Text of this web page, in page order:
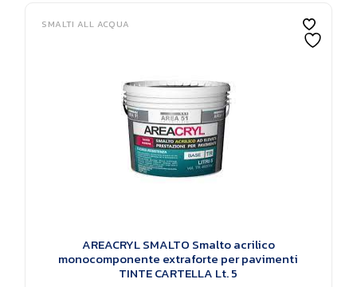
SMALTI ALL ACQUA
AREACRYL SMALTO Smalto acrilico
monocomponente extraforte per pavimenti
TINTE CARTELLA Lt. 5